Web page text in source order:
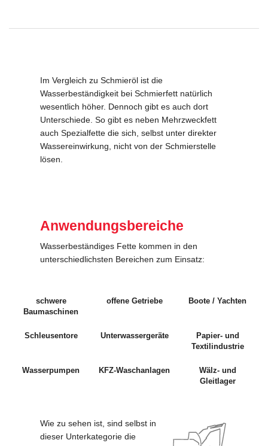
Im Vergleich zu Schmieröl ist die
Wasserbeständigkeit bei Schmierfett natürlich
wesentlich höher. Dennoch gibt es auch dort
Unterschiede. So gibt es neben Mehrzweckfett
auch Spezialfette die sich, selbst unter direkter
Wassereinwirkung, nicht von der Schmierstelle
lösen.
Anwendungsbereiche
Wasserbeständiges Fette kommen in den
unterschiedlichsten Bereichen zum Einsatz:
schwere
Baumaschinen
offene Getriebe Boote / Yachten
Schleusentore Unterwassergeräte
Papier- und
Textilindustrie
Wasserpumpen KFZ-Waschanlagen
Wälz- und
Gleitlager
Wie zu sehen ist, sind selbst in
dieser Unterkategorie die